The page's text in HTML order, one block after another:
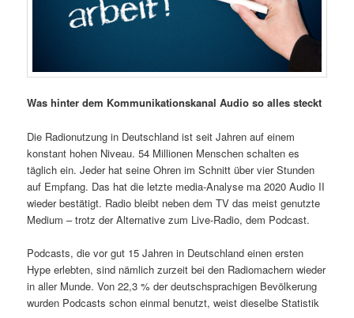
Was hinter dem Kommunikationskanal Audio so alles steckt
Die Radionutzung in Deutschland ist seit Jahren auf einem
konstant hohen Niveau. 54 Millionen Menschen schalten es
täglich ein. Jeder hat seine Ohren im Schnitt über vier Stunden
auf Empfang. Das hat die letzte media-Analyse ma 2020 Audio II
wieder bestätigt. Radio bleibt neben dem TV das meist genutzte
Medium – trotz der Alternative zum Live-Radio, dem Podcast.
Podcasts, die vor gut 15 Jahren in Deutschland einen ersten
Hype erlebten, sind nämlich zurzeit bei den Radiomachern wieder
in aller Munde. Von 22,3 % der deutschsprachigen Bevölkerung
wurden Podcasts schon einmal benutzt, weist dieselbe Statistik